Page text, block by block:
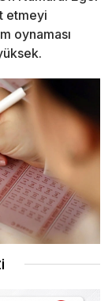
etmeyi
oynaması